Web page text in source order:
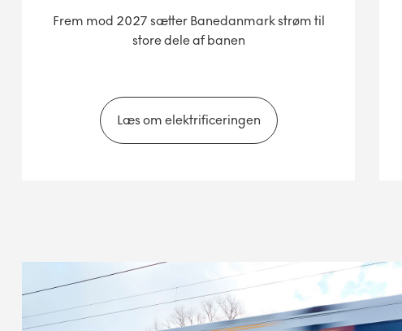
Frem mod 2027 sætter Banedanmark strøm til
store dele af banen
Læs om elektrificeringen